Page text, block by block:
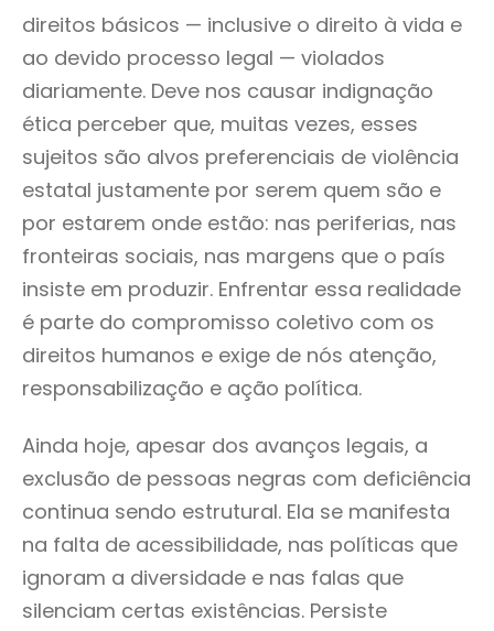
direitos básicos — inclusive o direito à vida e
ao devido processo legal — violados
diariamente. Deve nos causar indignação
ética perceber que, muitas vezes, esses
sujeitos são alvos preferenciais de violência
estatal justamente por serem quem são e
por estarem onde estão: nas periferias, nas
fronteiras sociais, nas margens que o país
insiste em produzir. Enfrentar essa realidade
é parte do compromisso coletivo com os
direitos humanos e exige de nós atenção,
responsabilização e ação política.
Ainda hoje, apesar dos avanços legais, a
exclusão de pessoas negras com deficiência
continua sendo estrutural. Ela se manifesta
na falta de acessibilidade, nas políticas que
ignoram a diversidade e nas falas que
silenciam certas existências. Persiste